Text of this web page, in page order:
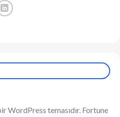
WordPress temasıdır. Fortune